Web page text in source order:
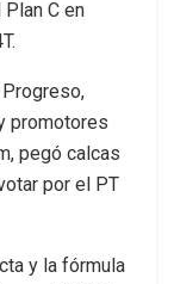
C en
promotores
pegó calcas
por el PT
y la fórmula